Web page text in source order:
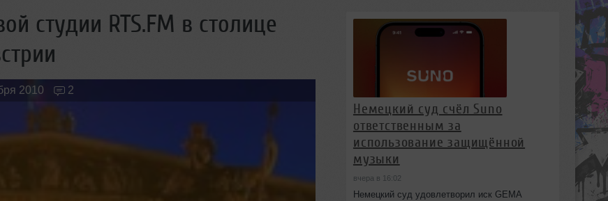
Вечеринок и Клубов Новые лица
студии RTS.FM в столице
2010 2
Немецкий суд счёл Suno
ответственным за
использование защищённой
музыки
вчера в 16:02
Немецкий суд удовлетворил иск GEMA